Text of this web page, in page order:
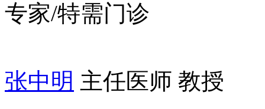
专家/特需门诊
张中明 主任医师 教授